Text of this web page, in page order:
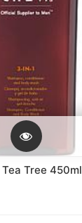
Tree 450ml